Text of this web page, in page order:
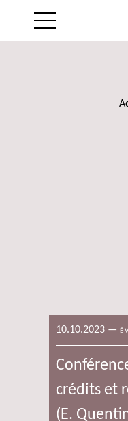
NOS
10.10.2023 —
crédits et
(E.